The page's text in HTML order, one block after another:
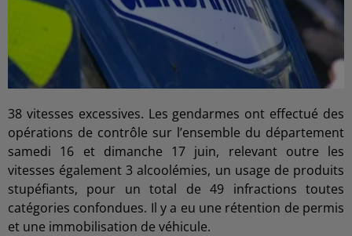
38 vitesses excessives. Les gendarmes ont effectué des
opérations de contrôle sur l’ensemble du département
samedi 16 et dimanche 17 juin, relevant outre les
vitesses également 3 alcoolémies, un usage de produits
stupéfiants, pour un total de 49 infractions toutes
catégories confondues. Il y a eu une rétention de permis
et une immobilisation de véhicule.